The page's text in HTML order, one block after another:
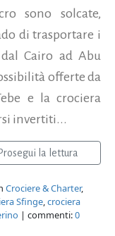
sono solcate,
di trasportare i
Cairo ad Abu
offerte da
e la crociera
invertiti...
Prosegui la lettura
Crociere & Charter,
Sfinge,crociera
| commenti:0